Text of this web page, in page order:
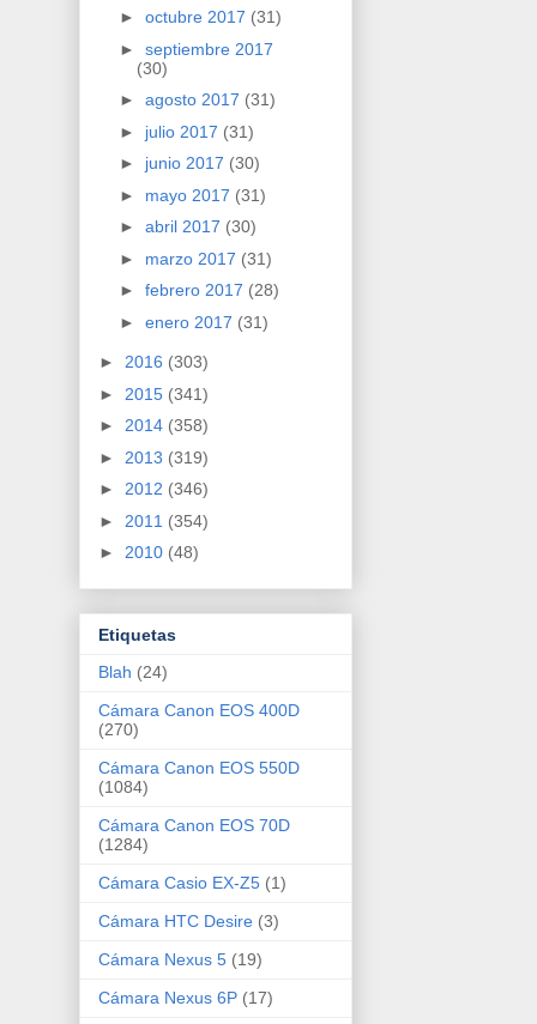
► octubre 2017 (31)
► septiembre 2017
(30)
► agosto 2017 (31)
► julio 2017 (31)
► junio 2017 (30)
► mayo 2017 (31)
► abril 2017 (30)
► marzo 2017 (31)
► febrero 2017 (28)
► enero 2017 (31)
► 2016 (303)
► 2015 (341)
► 2014 (358)
► 2013 (319)
► 2012 (346)
► 2011 (354)
► 2010 (48)
Etiquetas
Blah (24)
Cámara Canon EOS 400D
(270)
Cámara Canon EOS 550D
(1084)
Cámara Canon EOS 70D
(1284)
Cámara Casio EX-Z5 (1)
Cámara HTC Desire (3)
Cámara Nexus 5 (19)
Cámara Nexus 6P (17)